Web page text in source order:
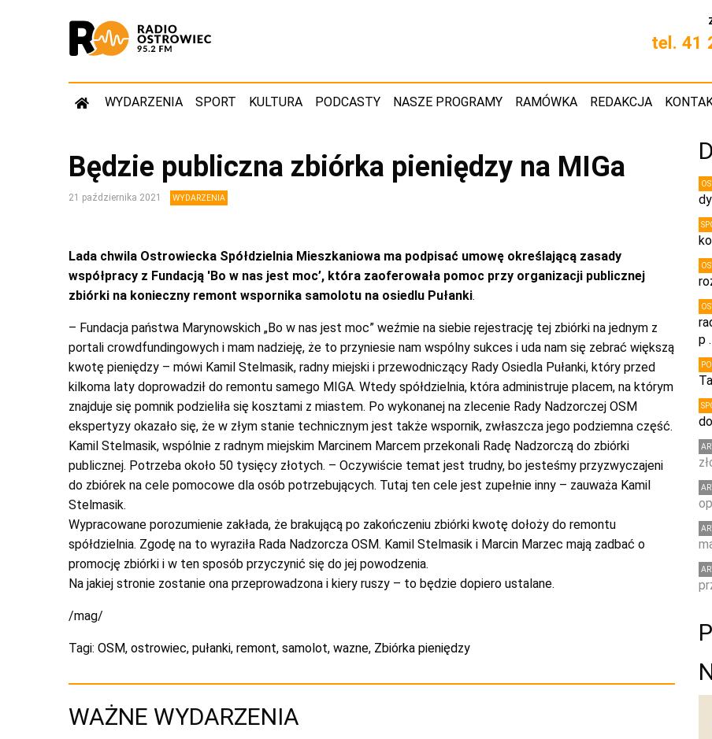
tel. 41
WYDARZENIA SPORT KULTURA PODCASTY NASZE PROGRAMY RAMÓWKA REDAKCJA
Będzie publiczna zbiórka pieniędzy na MIGa
21 października 2021 WYDARZENIA
Lada chwila Ostrowiecka Spółdzielnia Mieszkaniowa ma podpisać umowę określającą zasady
współpracy z Fundacją 'Bo w nas jest moc’, która zaoferowała pomoc przy organizacji publicznej
zbiórki na konieczny remont wspornika samolotu na osiedlu Pułanki.
– Fundacja państwa Marynowskich „Bo w nas jest moc” weźmie na siebie rejestrację tej zbiórki na jednym z
portali crowdfundingowych i mam nadzieję, że to przyniesie nam wspólny sukces i uda nam się zebrać większą
kwotę pieniędzy – mówi Kamil Stelmasik, radny miejski i przewodniczący Rady Osiedla Pułanki, który przed
kilkoma laty doprowadził do remontu samego MIGA. Wtedy spółdzielnia, która administruje placem, na którym
znajduje się pomnik podzieliła się kosztami z miastem. Po wykonanej na zlecenie Rady Nadzorczej OSM
ekspertyzy okazało się, że w złym stanie technicznym jest także wspornik, zwłaszcza jego podziemna część.
Kamil Stelmasik, wspólnie z radnym miejskim Marcinem Marcem przekonali Radę Nadzorczą do zbiórki
publicznej. Potrzeba około 50 tysięcy złotych. – Oczywiście temat jest trudny, bo jesteśmy przyzwyczajeni
do zbiórek na cele pomocowe dla osób potrzebujących. Tutaj ten cele jest zupełnie inny – zauważa Kamil
Stelmasik.
Wypracowane porozumienie zakłada, że brakującą po zakończeniu zbiórki kwotę dołoży do remontu
spółdzielnia. Zgodę na to wyraziła Rada Nadzorcza OSM. Kamil Stelmasik i Marcin Marzec mają zadbać o
promocję zbiórki i w ten sposób przyczynić się do jej powodzenia.
Na jakiej stronie zostanie ona przeprowadzona i kiery ruszy – to będzie dopiero ustalane.
/mag/
Tagi: OSM, ostrowiec, pułanki, remont, samolot, wazne, Zbiórka pieniędzy
WAŻNE WYDARZENIA
p